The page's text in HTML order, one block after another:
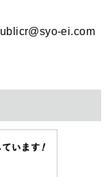
ei.com